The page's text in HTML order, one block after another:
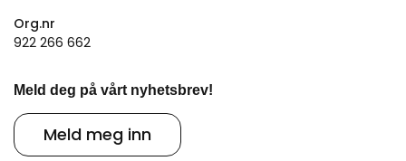
Org.nr
922 266 662
Meld deg på vårt nyhetsbrev!
Meld meg inn